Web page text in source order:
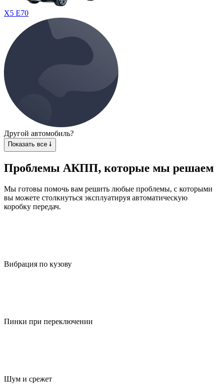
X5 E70
Другой автомобиль?
Показать все 🠗
Проблемы АКПП, которые мы решаем
Мы готовы помочь вам решить любые проблемы, с которыми
вы можете столкнуться эксплуатируя автоматическую
коробку передач.
Вибрация по кузову
Пинки при переключении
Шум и срежет